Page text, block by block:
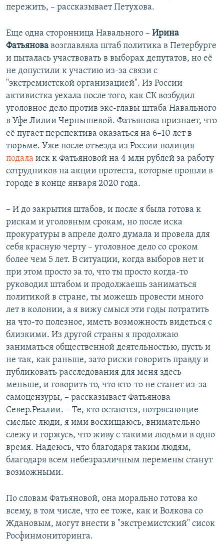
пережить, – рассказывает Петухова.
Еще одна сторонница Навального – Ирина
Фатьянова возглавляла штаб политика в Петербурге
и пыталась участвовать в выборах депутатов, но её
не допустили к участию из-за связи с
"экстремистской организацией". Из России
активистка уехала после того, как СК возбудил
уголовное дело против экс-главы штаба Навального
в Уфе Лилии Чернышевой. Фатьянова признает, что
её пугает перспектива оказаться на 6–10 лет в
тюрьме. Уже после отъезда из России полиция
подала иск к Фатьяновой на 4 млн рублей за работу
сотрудников на акции протеста, которые прошли в
городе в конце января 2020 года.
– И до закрытия штабов, и после я была готова к
рискам и уголовным срокам, но после иска
прокуратуры в апреле долго думала и провела для
себя красную черту – уголовное дело со сроком
более чем 5 лет. В ситуации, когда выборов нет и
при этом просто за то, что ты просто когда-то
руководил штабом и продолжаешь заниматься
политикой в стране, ты можешь провести много
лет в колонии, а я вижу смысл эти годы потратить
на что-то полезное, иметь возможность видеться с
близкими. Из другой страны я продолжаю
заниматься общественной деятельностью, пусть и
не так, как раньше, зато риски говорить правду и
публиковать расследования для меня здесь
меньше, и говорить то, что кто-то не станет из-за
самоцензуры, – рассказывает Фатьянова
Север.Реалии. – Те, кто остаются, потрясающие
смелые люди, я ими восхищаюсь, внимательно
слежу и горжусь, что живу с такими людьми в одно
время. Надеюсь, что благодаря таким людям,
благодаря всем небезразличным перемены станут
возможными.
По словам Фатьяновой, она морально готова ко
всему, в том числе, что ее тоже, как и Волкова со
Ждановым, могут внести в "экстремистский" сисок
Росфинмониторинга.